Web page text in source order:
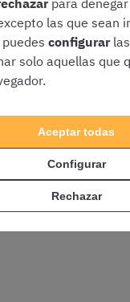
para
las que sean
configurar
solo aquellas que
Aceptar todas
Configurar
Rechazar